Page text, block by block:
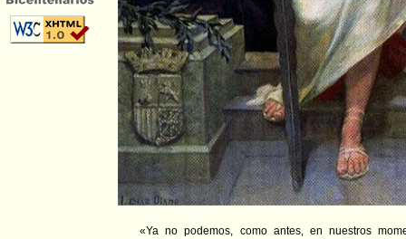
«Ya no podemos, como antes, en nuestros